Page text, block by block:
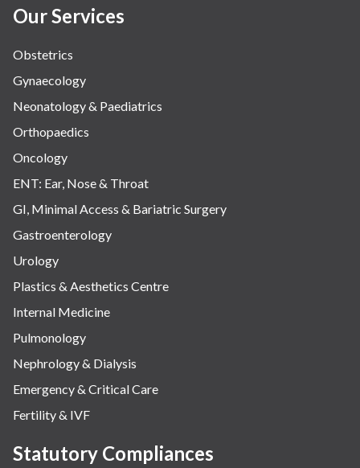
Our Services
Obstetrics
Gynaecology
Neonatology & Paediatrics
Orthopaedics
Oncology
ENT: Ear, Nose & Throat
GI, Minimal Access & Bariatric Surgery
Gastroenterology
Urology
Plastics & Aesthetics Centre
Internal Medicine
Pulmonology
Nephrology & Dialysis
Emergency & Critical Care
Fertility & IVF
Statutory Compliances